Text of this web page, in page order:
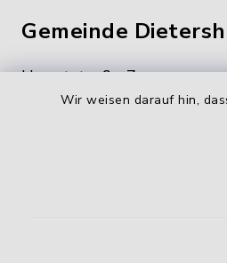
Wir weisen darauf hin,
Gemeinde
Hauptstraße 7
91463 Dietersheim